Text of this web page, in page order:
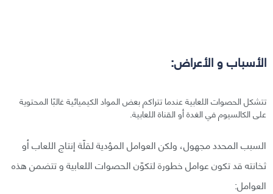
الأسباب و الأعراض:
تتشكل الحصوات اللعابية عندما تتراكم بعض المواد الكيميائية غالبًا المحتوية
على الكالسيوم في الغدة أو القناة اللعابية.
السبب المحدد مجهول، ولكن العوامل المؤدية لقلّة إنتاج اللعاب أو
ثخانته قد تكون عوامل خطورة لتكوّن الحصوات اللعابية و تتضمن هذه
العوامل: